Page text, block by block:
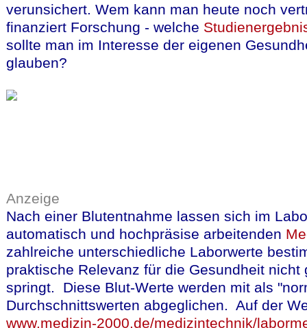
verunsichert. Wem kann man heute noch
finanziert Forschung - welche
sollte man im Interesse der eigenen
glauben?
Anzeige
Nach einer Blutentnahme lassen sich im
automatisch und hochpräsise arbeitenden
zahlreiche unterschiedliche Laborwerte
praktische Relevanz für die Gesundheit nicht
springt. Diese Blut-Werte werden mit als
Durchschnittswerten abgeglichen. Auf der
www.medizin-2000.de/medizintechnik/